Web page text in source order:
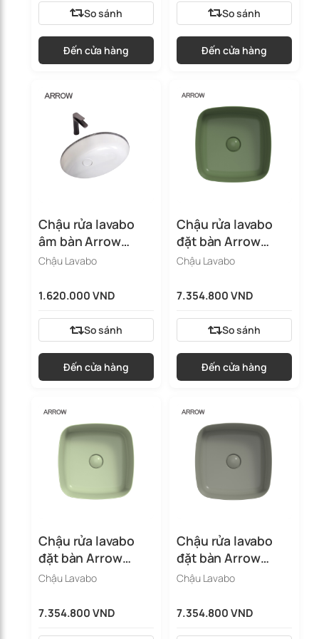
So sánh
Đến cửa hàng
So sánh
Đến cửa hàng
Chậu rửa lavabo
âm bàn Arrow
AEP42605D
Chậu Lavabo
1.620.000 VND
So sánh
Đến cửa hàng
Chậu rửa lavabo
đặt bàn Arrow
AHP41024B-LGR
Chậu Lavabo
7.354.800 VND
So sánh
Đến cửa hàng
Chậu rửa lavabo
đặt bàn Arrow
AHP41024B-TGR
Chậu Lavabo
7.354.800 VND
Chậu rửa lavabo
đặt bàn Arrow
AHP41024B-SGY
Chậu Lavabo
7.354.800 VND